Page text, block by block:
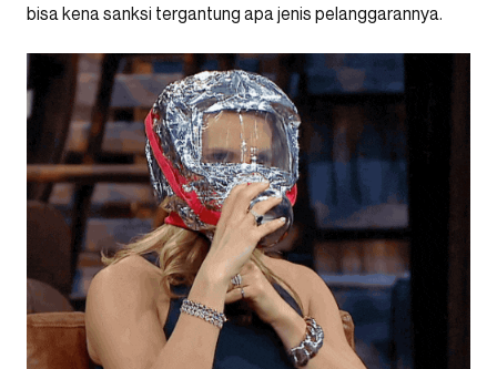
bisa kena sanksi tergantung apa jenis pelanggarannya.